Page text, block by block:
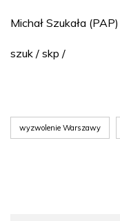
Michał Szukała (PAP)
szuk / skp /
wyzwolenie Warszawy